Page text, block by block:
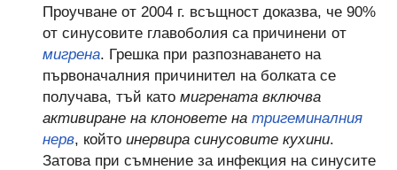
Проучване от 2004 г. всъщност доказва, че 90%
от синусовите главоболия са причинени от
мигрена. Грешка при разпознаването на
първоначалния причинител на болката се
получава, тъй като мигрената включва
активиране на клоновете на тригеминалния
нерв, който инервира синусовите кухини.
Затова при съмнение за инфекция на синусите